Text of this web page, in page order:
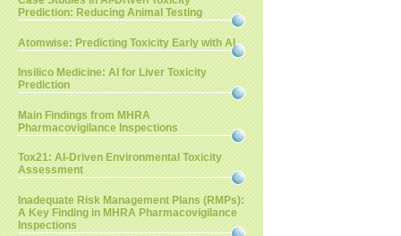
Prediction: Reducing Animal Testing
Atomwise: Predicting Toxicity Early with AI
Insilico Medicine: AI for Liver Toxicity
Prediction
Main Findings from MHRA
Pharmacovigilance Inspections
Tox21: AI-Driven Environmental Toxicity
Assessment
Inadequate Risk Management Plans (RMPs):
A Key Finding in MHRA Pharmacovigilance
Inspections